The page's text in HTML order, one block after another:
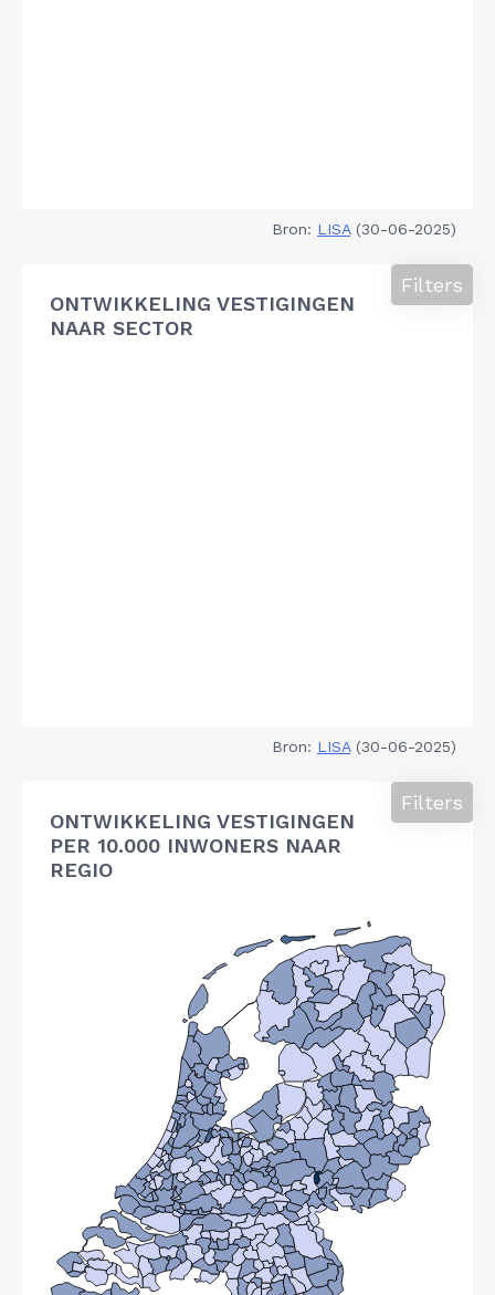
Bron: LISA(30-06-2025)
ONTWIKKELING VESTIGINGEN
NAAR SECTOR
Filters
Bron: LISA(30-06-2025)
ONTWIKKELING VESTIGINGEN
PER 10.000 INWONERS NAAR
REGIO
Filters